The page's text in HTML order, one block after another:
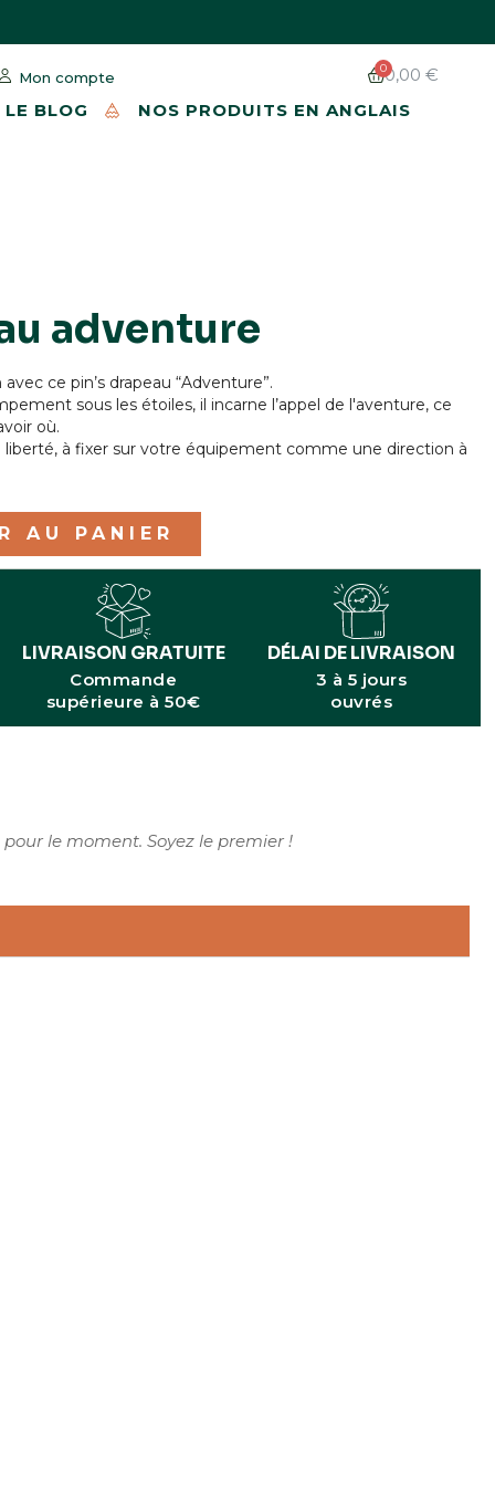
Mon compte
0,00 €
LE BLOG
NOS PRODUITS EN ANGLAIS
adventure
ce pin’s drapeau “Adventure”.
sous les étoiles, il incarne l’appel de l'aventure, ce
où.
liberté, à fixer sur votre équipement comme une direction à
AU PANIER
LIVRAISON GRATUITE
Commande
supérieure à 50€
DÉLAI DE LIVRAISON
3 à 5 jours
ouvrés
le moment. Soyez le premier !